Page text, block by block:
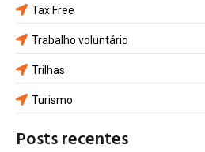
Tax Free
Trabalho voluntário
Trilhas
Turismo
Posts recentes